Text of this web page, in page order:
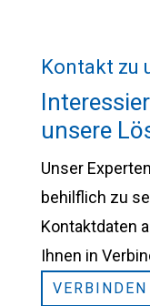
Kontakt zu
unsere
Unser
behilflich zu
Kontaktdaten
Ihnen in